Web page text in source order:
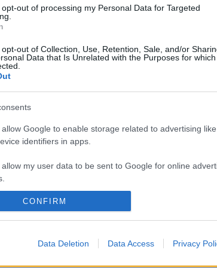
out of processing my Personal Data for Targeted
out of Collection, Use, Retention, Sale, and/or
Data that Is Unrelated with the Purposes for
allow Google to enable storage related to advertising
identifiers in apps.
allow my user data to be sent to Google for online
allow Google to send me personalized advertising.
identifiers in apps.
CONFIRM
Data Deletion Data Access Privacy
esetben szorosan kapcsolódnak a Szálinger-féle
az Eiffel Műhelyházban kerül sor,
darab némileg új köntöst kap, és június közepén
által megálmodott különösen változatos
mindegyik Puccini-operából, így a korábban
ból, sőt különlegességként